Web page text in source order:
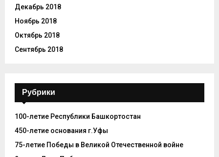
Декабрь 2018
Ноябрь 2018
Октябрь 2018
Сентябрь 2018
Рубрики
100-летие Республики Башкортостан
450-летие основания г.Уфы
75-летие Победы в Великой Отечественной войне